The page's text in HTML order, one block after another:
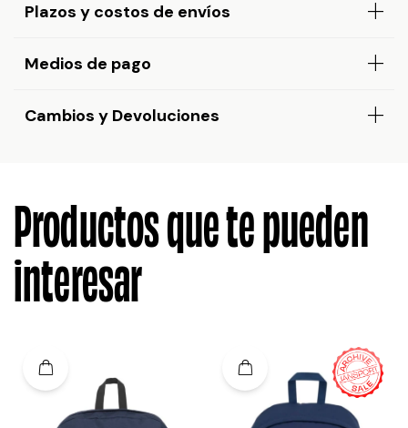
Plazos y costos de envíos
Medios de pago
Cambios y Devoluciones
Productos que te pueden
interesar